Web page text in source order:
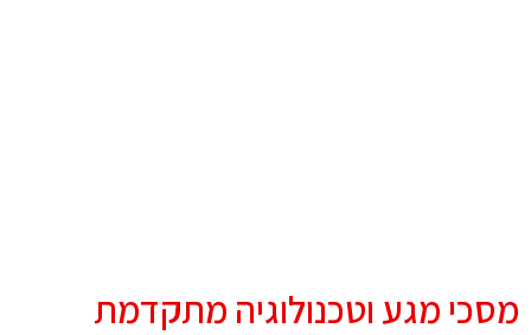
מסכי מגע וטכנולוגיה מתקדמת